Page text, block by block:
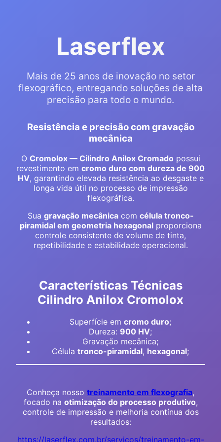
Laserflex
Mais de 25 anos de inovação no setor
flexográfico, entregando soluções de alta
precisão para todo o mundo.
Resistência e precisão com gravação
mecânica
O Cromolox — Cilindro Anilox Cromado possui
revestimento em cromo duro com dureza de 900
HV, garantindo elevada resistência ao desgaste e
longa vida útil no processo de impressão
flexográfica.
Sua gravação mecânicacom célula tronco-
piramidal em geometria hexagonalproporciona
controle consistente de volume de tinta,
repetibilidade e estabilidade operacional.
Características Técnicas
Cilindro Anilox Cromolox
Superfície em cromo duro;
Dureza: 900 HV;
Gravação mecânica;
Célula tronco-piramidal, hexagonal;
Conheça nosso treinamento em flexografia,
focado na otimização do processo produtivo,
controle de impressão e melhoria contínua dos
resultados:
https://laserflex.com.br/servicos/treinamento-em-